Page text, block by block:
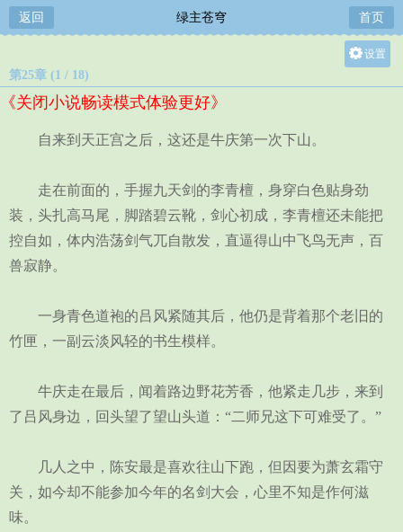
返回 绿主苍穹 首页
设置
第25章 (1 / 18)
《关闭小说畅读模式体验更好》
自来到天正宫之后，这还是牛庆第一次下山。
走在前面的，手握九天剑的李青檀，身穿白色贴身劲
装，头扎高马尾，脚踏碧云靴，剑心初成，李青檀还未能把
控自如，体内浩荡剑气兀自散发，直逼得山中飞鸟无声，百
兽寂静。
一身青色道袍的吕风紧随其后，他仍是背着那个老旧的
竹匣，一副云淡风轻的书生模样。
牛庆走在最后，闻着路边野花芳香，他紧走几步，来到
了吕风身边，回头望了望山头道：“二师兄这下可难受了。”
几人之中，陈安最是喜欢往山下跑，但因要为萧玄霜守
关，如今却不能参加今年的名剑大会，心里不知是作何滋
味。